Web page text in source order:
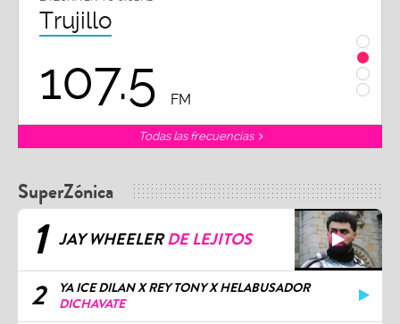
Trujillo
107.5 FM
Todas las frecuencias
SuperZónica
1 JAY WHEELERDE LEJITOS
2
YA ICE DILAN X REY TONY X HELABUSADOR
DICHAVATE